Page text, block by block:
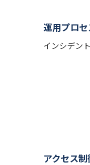
運用プロ
インシデン
アクセス